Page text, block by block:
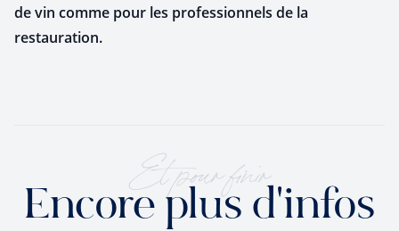
de vin comme pour les professionnels de la
restauration.
Et pour finir
Encore plus d'infos